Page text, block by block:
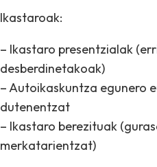
Ikastaroak:
– Ikastaro presentzialak
desberdinetakoak)
– Autoikaskuntza egunero
dutenentzat
– Ikastaro berezituak
merkatarientzat)